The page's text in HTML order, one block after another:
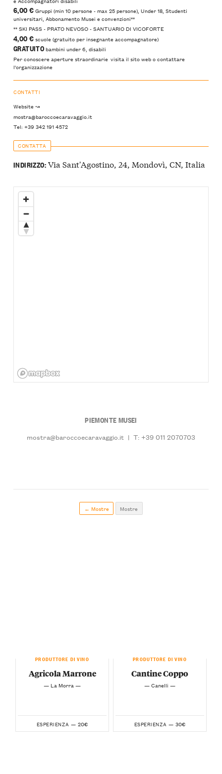
6,00 €Gruppi (min 10 persone - max 25 persone), Under 18, Studenti
universitari, Abbonamento Musei e convenzioni**
​** SKI PASS - PRATO NEVOSO - SANTUARIO DI VICOFORTE
4,00 €scuole ​(gratuito per insegnante accompagnatore)
GRATUITObambini under 6, disabili
Per conoscere aperture straordinarie visita il sito web o contattare
l'organizzazione
CONTATTI
Website ↝
mostra@baroccoecaravaggio.it
Tel: +39 342 191 4572
CONTATTA
INDIRIZZO:Via Sant'Agostino, 24, Mondovì, CN, Italia
PIEMONTE MUSEI
mostra@baroccoecaravaggio.it | T: +39 011 2070703
← Mostre Mostre
PRODUTTORE DI VINO
Agricola Marrone
— La Morra —
ESPERIENZA — 20€
PRODUTTORE DI VINO
Cantine Coppo
— Canelli —
ESPERIENZA — 30€